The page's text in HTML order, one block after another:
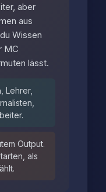
aber
aus
Wissen
MC
lässt.
Lehrer,
Output.
als